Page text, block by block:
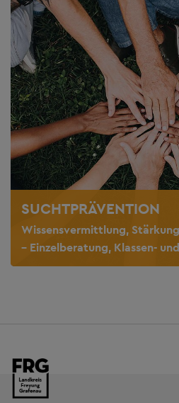
SUCHTPRÄVENTION
Wissensvermittlung,
– Einzelberatung, Klassen-